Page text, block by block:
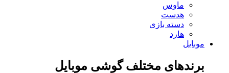
ماوس
هدست
دسته بازی
هارد
موبایل
برندهای مختلف گوشی موبایل